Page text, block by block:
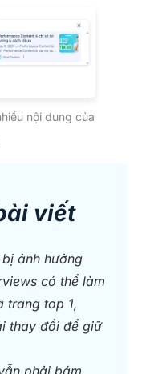
nội dung của
viết
ảnh hưởng
có thể làm
trang top 1,
thay đổi để giữ